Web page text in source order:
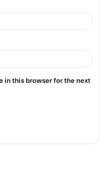
in this browser for the next